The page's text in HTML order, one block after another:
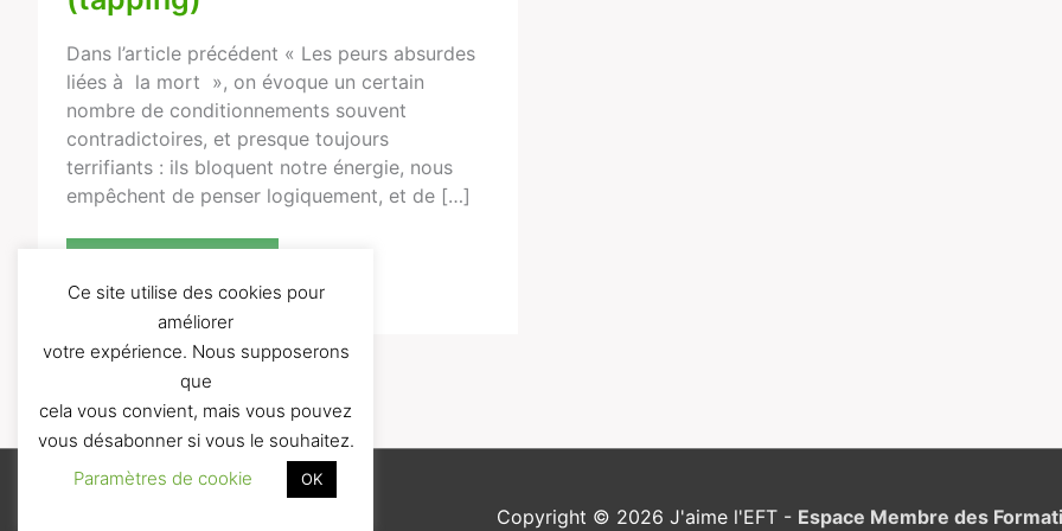
Dans l’article précédent « Les peurs absurdes
liées à la mort », on évoque un certain
nombre de conditionnements souvent
contradictoires, et presque toujours
terrifiants : ils bloquent notre énergie, nous
empêchent de penser logiquement, et de […]
Copyright © 2026 J'aime l'EFT- Espace Membre des
Ce site utilise des cookies pour
améliorer
votre expérience. Nous supposerons
que
cela vous convient, mais vous pouvez
vous désabonner si vous le souhaitez.
Paramètres de cookie
OK